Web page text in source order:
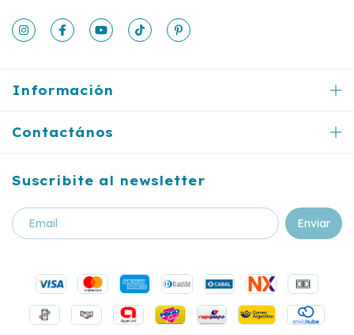
Información
Contactános
Suscribite al newsletter